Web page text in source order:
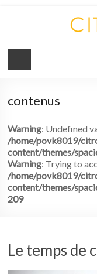
Citronium
Abonnez-
à
contenus
Warning: Undefined
/home/povk8019/
content/themes/
Warning: Trying to
/home/povk8019/
content/themes/
209
Le temps de